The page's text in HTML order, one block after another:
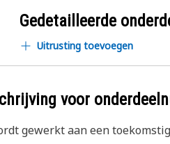
Gedetailleerde
Uitrusting toevoegen
voor
gewerkt aan een